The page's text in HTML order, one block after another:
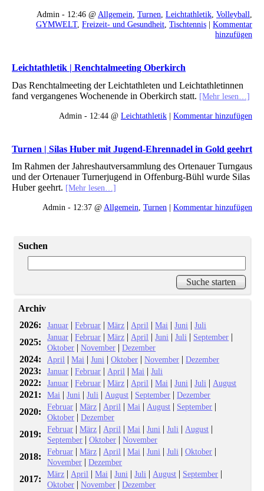
Admin - 12:46 @ Allgemein Turnen Leichtathletik Volleyball
GYMWELT, Freizeit- und Gesundheit Tischtennis | Kommentar
hinzufügen
Leichtathletik | Renchtalmeeting Oberkirch
Das Renchtalmeeting der Leichtathleten und Leichtathletinnen
fand vergangenes Wochenende in Oberkirch statt. [Mehr lesen…]
Admin - 12:44 @ Leichtathletik | Kommentar hinzufügen
Turnen | Silas Huber mit Jugend-Ehrennadel in Gold geehrt
Im Rahmen der Jahreshautversammlung des Ortenauer Turngaus
und der Ortenauer Turnerjugend in Offenburg-Bühl wurde Silas
Huber geehrt. [Mehr lesen…]
Admin - 12:37 @Allgemein, Turnen | Kommentar hinzufügen
Suchen
Archiv
2026:
Januar |Februar |März |April |Mai |Juni |Juli
2025: Januar |Februar |März |April |Juni |Juli September
Oktober |November |Dezember
2024: April |Mai |Juni |Oktober |November |Dezember
2023: Januar |Februar |April |Mai |Juli
2022: Januar |Februar |März |April |Mai |Juni |Juli |August
2021: Mai |Juni |Juli |August September |Dezember
2020: Februar |März |April |Mai |August September
Oktober |Dezember
2019: Februar |März |April |Mai |Juni |Juli |August
September |Oktober |November
2018: Februar |März |April |Mai |Juni |Juli |Oktober
November |Dezember
2017: März |April |Mai |Juni |Juli |August September
Oktober |November |Dezember